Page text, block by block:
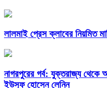
লালমাই প্রেস ক্লাবের নিয়মিত
নাগরপুরের গর্ব: যুক্তরাজ্য থেকে
ইউসুফ হোসেন লেনিন